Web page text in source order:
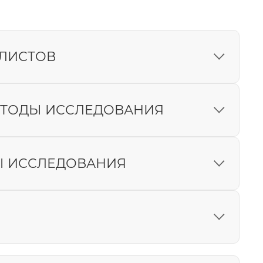
1
ИССЛЕДОВАНИЯ
1
ИССЛЕДОВАНИЯ
формулой (5 DIFF) и СОЭ
3
2
2